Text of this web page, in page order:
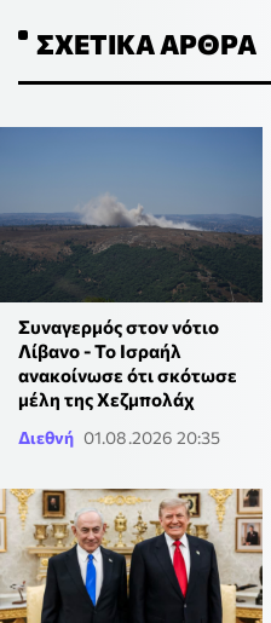
ΣΧΕΤΙΚΆ ΆΡΘΡΑ
Συναγερμός στον νότιο
Λίβανο - Το Ισραήλ
ανακοίνωσε ότι σκότωσε
μέλη της Χεζμπολάχ
Διεθνή 01.08.2026 20:35